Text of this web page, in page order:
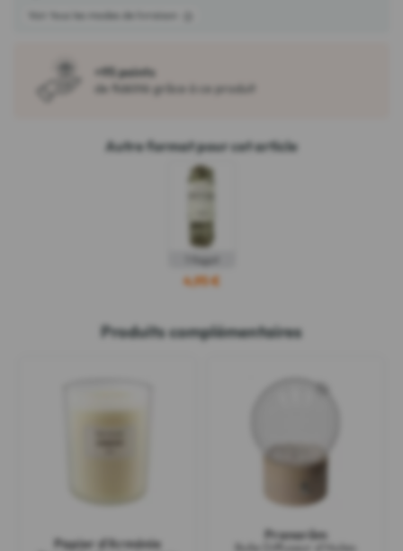
Voir tous les modes de livraison
+95 points
de fidélité grâce à ce produit
Autre format pour cet article
1 fagot
4,95 €
Produits complémentaires
Papier d'Arménie
Pranarôm
Bulle Diffuseur d'Huiles